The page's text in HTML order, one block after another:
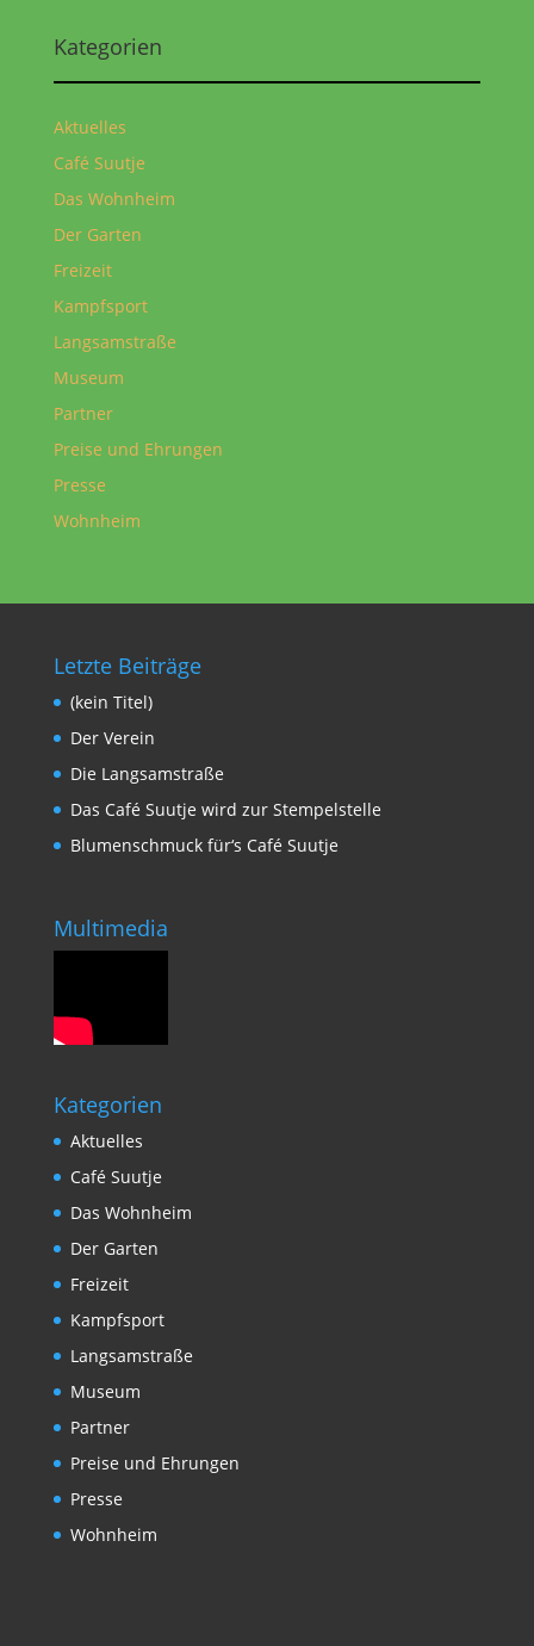
Kategorien
Aktuelles
Café Suutje
Das Wohnheim
Der Garten
Freizeit
Kampfsport
Langsamstraße
Museum
Partner
Preise und Ehrungen
Presse
Wohnheim
Letzte Beiträge
(kein Titel)
Der Verein
Die Langsamstraße
Das Café Suutje wird zur Stempelstelle
Blumenschmuck für‘s Café Suutje
Multimedia
Kategorien
Aktuelles
Café Suutje
Das Wohnheim
Der Garten
Freizeit
Kampfsport
Langsamstraße
Museum
Partner
Preise und Ehrungen
Presse
Wohnheim